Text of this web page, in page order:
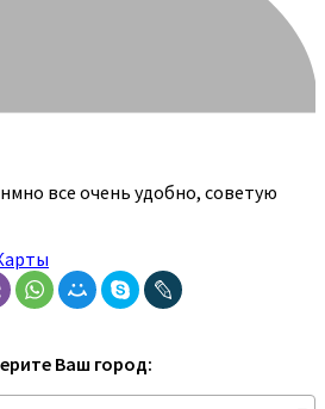
все очень удобно, советую
Ваш город: